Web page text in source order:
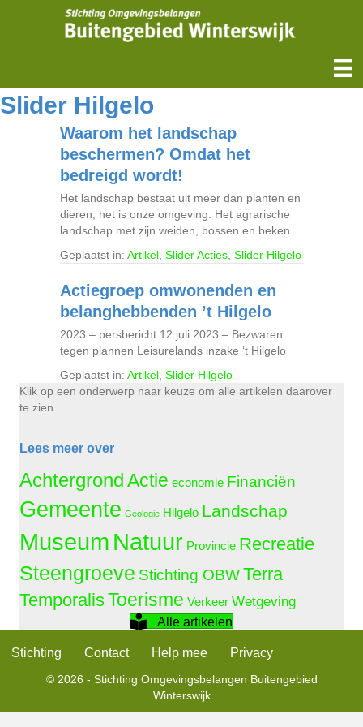
Slider Hilgelo
Waarom het landschap
beschermen? Omdat het
bedreigd wordt!
Het landschap bestaat uit meer dan planten en
dieren, het is onze omgeving. Het agrarische
landschap met zijn weiden, bossen en beken.
Geplaatst in: Artikel, Slider Acties, Slider Hilgelo
Actiegroep omwonenden en
belanghebbenden ’t Hilgelo
2023 – persbericht 12 juli 2023 – Bezwaren
tegen plannen Leisurelands inzake ‘t Hilgelo
Geplaatst in: Artikel, Slider Hilgelo
Klik op een onderwerp naar keuze om alle artikelen daarover
te zien.
Lees meer over
Achtergrond Actie economie Financiën
Gemeente Geologie Hilgelo Landschap
Museum Natuur Provincie Recreatie
Steengroeve Stichting OBWTerra
TemporalisToerisme Verkeer Wetgeving
Alle artikelen
Stichting Contact Help mee Privacy
© 2026 - Stichting Omgevingsbelangen Buitengebied
Winterswijk